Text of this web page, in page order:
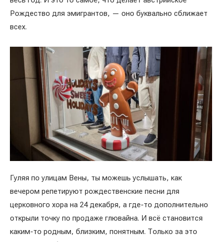
Рождество для эмигрантов, — оно буквально сближает
всех.
Гуляя по улицам Вены, ты можешь услышать, как
вечером репетируют рождественские песни для
церковного хора на 24 декабря, а где-то дополнительно
открыли точку по продаже глювайна. И всё становится
каким-то родным, близким, понятным. Только за это